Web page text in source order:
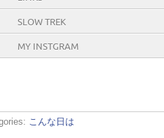
SLOW TREK
MY INSTGRAM
こんな日は